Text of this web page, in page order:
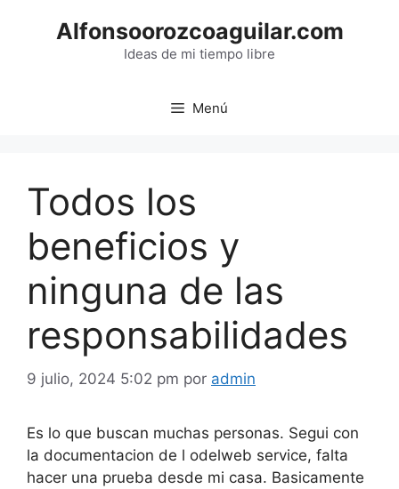
Alfonsoorozcoaguilar.com
Ideas de mi tiempo libre
Menú
Todos los
beneficios y
ninguna de las
responsabilidades
9 julio, 2024 5:02 pm por admin
Es lo que buscan muchas personas. Segui con
la documentacion de l odelweb service, falta
hacer una prueba desde mi casa. Basicamente